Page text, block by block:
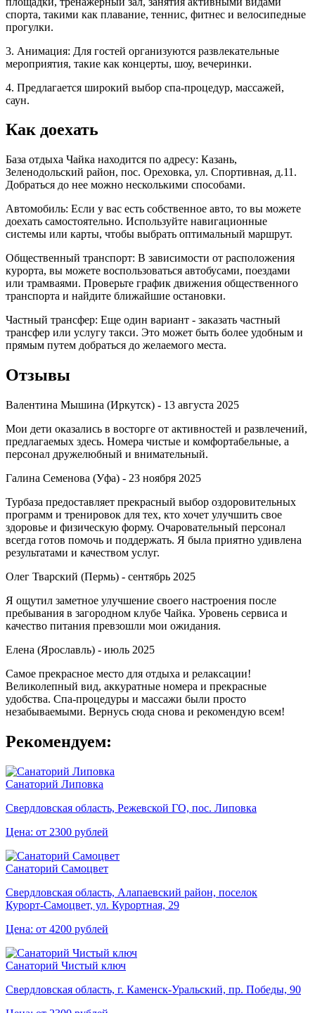
спорта, такими как плавание, теннис, фитнес и велосипедные
прогулки.
3. Анимация: Для гостей организуются развлекательные
мероприятия, такие как концерты, шоу, вечеринки.
4. Предлагается широкий выбор спа-процедур, массажей,
саун.
Как доехать
База отдыха Чайка находится по адресу: Казань,
Зеленодольский район, пос. Ореховка, ул. Спортивная, д.11.
Добраться до нее можно несколькими способами.
Автомобиль: Если у вас есть собственное авто, то вы можете
доехать самостоятельно. Используйте навигационные
системы или карты, чтобы выбрать оптимальный маршрут.
Общественный транспорт: В зависимости от расположения
курорта, вы можете воспользоваться автобусами, поездами
или трамваями. Проверьте график движения общественного
транспорта и найдите ближайшие остановки.
Частный трансфер: Еще один вариант - заказать частный
трансфер или услугу такси. Это может быть более удобным и
прямым путем добраться до желаемого места.
Отзывы
Валентина Мышина (Иркутск) - 13 августа 2025
Мои дети оказались в восторге от активностей и развлечений,
предлагаемых здесь. Номера чистые и комфортабельные, а
персонал дружелюбный и внимательный.
Галина Семенова (Уфа) - 23 ноября 2025
Турбаза предоставляет прекрасный выбор оздоровительных
программ и тренировок для тех, кто хочет улучшить свое
здоровье и физическую форму. Очаровательный персонал
всегда готов помочь и поддержать. Я была приятно удивлена
результатами и качеством услуг.
Олег Тварский (Пермь) - сентябрь 2025
Я ощутил заметное улучшение своего настроения после
пребывания в загородном клубе Чайка. Уровень сервиса и
качество питания превзошли мои ожидания.
Елена (Ярославль) - июль 2025
Самое прекрасное место для отдыха и релаксации!
Великолепный вид, аккуратные номера и прекрасные
удобства. Спа-процедуры и массажи были просто
незабываемыми. Вернусь сюда снова и рекомендую всем!
Рекомендуем:
Санаторий Липовка
Свердловская область, Режевской ГО, пос. Липовка
Цена: от 2300 рублей
Санаторий Самоцвет
Свердловская область, Алапаевский район, поселок
Курорт‑Самоцвет, ул. Курортная, 29
Цена: от 4200 рублей
Санаторий Чистый ключ
Свердловская область, г. Каменск-Уральский, пр. Победы, 90